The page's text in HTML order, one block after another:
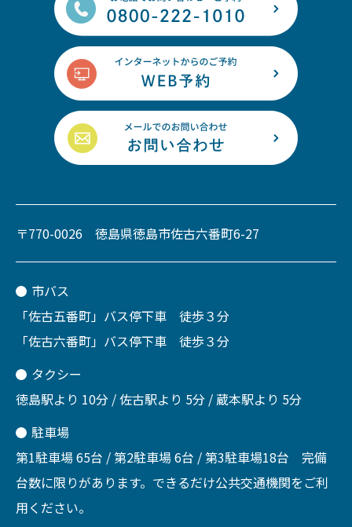
〒770-0026 徳島県徳島市佐古六番町6-27
市バス
「佐古五番町」バス停下車 徒歩３分
「佐古六番町」バス停下車 徒歩３分
タクシー
徳島駅より 10分 / 佐古駅より 5分 / 蔵本駅より 5分
駐車場
第1駐車場 65台 / 第2駐車場 6台 / 第3駐車場18台 完備
台数に限りがあります。できるだけ公共交通機関をご利
用ください。